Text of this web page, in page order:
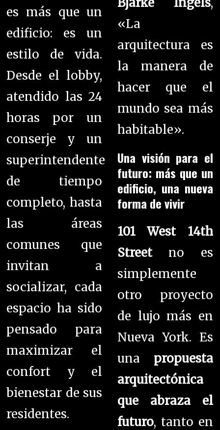
es más que un
edificio: es un
estilo de vida.
Desde el lobby,
atendido las 24
horas por un
conserje y un
superintendente
de tiempo
completo, hasta
las áreas
comunes que
invitan a
socializar, cada
espacio ha sido
pensado para
maximizar el
confort y el
bienestar de sus
residentes.
«La
arquitectura es
la manera de
hacer que el
mundo sea más
habitable».
Una visión para el
futuro: más que un
edificio, una nueva
forma de vivir
101 West 14th
Streetno es
simplemente
otro proyecto
de lujo más en
Nueva York. Es
una propuesta
arquitectónica
que abraza el
futuro, tanto en